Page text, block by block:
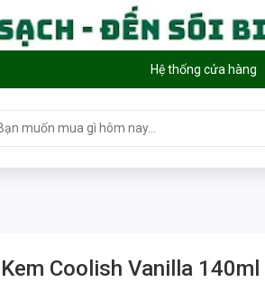
Hệ thống cửa hàng
Kem Coolish Vanilla 140ml